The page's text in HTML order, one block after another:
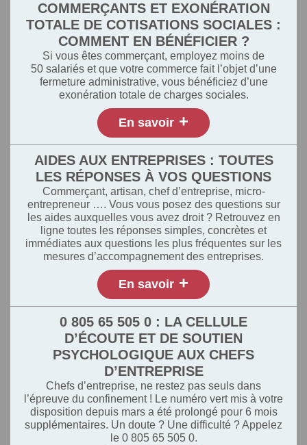
COMMERÇANTS ET EXONÉRATION
TOTALE DE COTISATIONS SOCIALES :
COMMENT EN BÉNÉFICIER ?
Si vous êtes commerçant, employez moins de
50 salariés et que votre commerce fait l’objet d’une
fermeture administrative, vous bénéficiez d’une
exonération totale de charges sociales.
En savoir +
AIDES AUX ENTREPRISES : TOUTES
LES RÉPONSES À VOS QUESTIONS
Commerçant, artisan, chef d’entreprise, micro-
entrepreneur …. Vous vous posez des questions sur
les aides auxquelles vous avez droit ? Retrouvez en
ligne toutes les réponses simples, concrètes et
immédiates aux questions les plus fréquentes sur les
mesures d’accompagnement des entreprises.
En savoir +
0 805 65 505 0 : LA CELLULE
D’ÉCOUTE ET DE SOUTIEN
PSYCHOLOGIQUE AUX CHEFS
D’ENTREPRISE
Chefs d’entreprise, ne restez pas seuls dans
l’épreuve du confinement ! Le numéro vert mis à votre
disposition depuis mars a été prolongé pour 6 mois
supplémentaires. Un doute ? Une difficulté ? Appelez
le 0 805 65 505 0.